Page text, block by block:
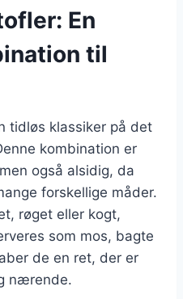
En
til
tidløs klassiker på det
kombination er
også alsidig, da
forskellige måder.
røget eller kogt,
som mos, bagte
de en ret, der er
nærende.